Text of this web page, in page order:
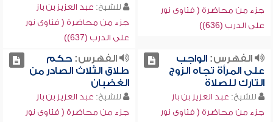
جزء من محاضرة ( فتاوى نور
على الدرب (636))
للشيخ: عبد العزيز بن باز
جزء من محاضرة ( فتاوى نور
على الدرب (637))
الفهرس:الواجب
على المرأة تجاه الزوج
التارك للصلاة
للشيخ: عبد العزيز بن باز
جزء من محاضرة ( فتاوى نور
الفهرس:حكم
طلاق الثلاث الصادر من
الغضبان
للشيخ: عبد العزيز بن باز
جزء من محاضرة ( فتاوى نور